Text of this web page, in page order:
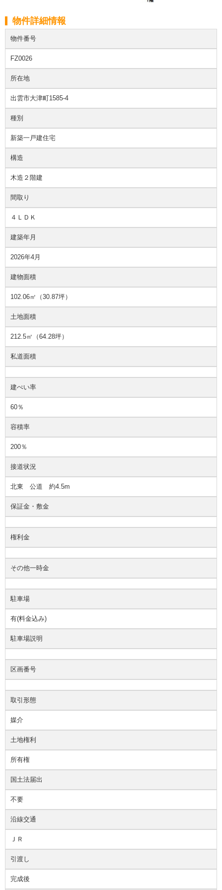
物件詳細情報
物件番号
FZ0026
所在地
出雲市大津町1585-4
種別
新築一戸建住宅
構造
木造２階建
間取り
４ＬＤＫ
建築年月
2026年4月
建物面積
102.06㎡（30.87坪）
土地面積
212.5㎡（64.28坪）
私道面積
建ぺい率
60％
容積率
200％
接道状況
北東 公道 約4.5m
保証金・敷金
権利金
その他一時金
駐車場
有(料金込み)
駐車場説明
区画番号
取引形態
媒介
土地権利
所有権
国土法届出
不要
沿線交通
ＪＲ
引渡し
完成後